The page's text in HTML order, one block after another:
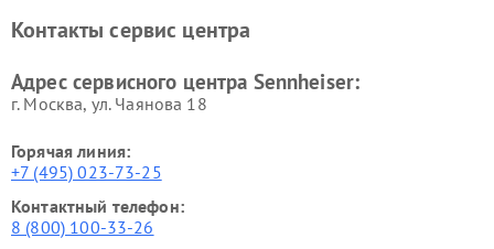
Контакты сервис центра
Адрес сервисного центра Sennheiser:
г. Москва, ул. Чаянова 18
Горячая линия:
+7 (495) 023-73-25
Контактный телефон:
8 (800) 100-33-26